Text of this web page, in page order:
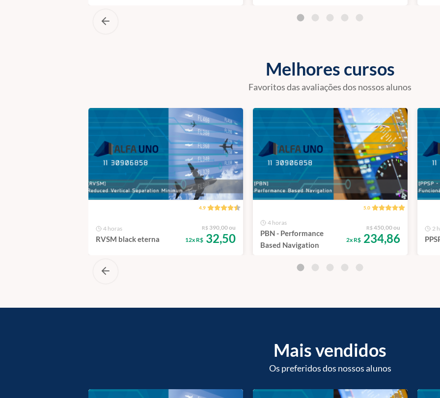
Melhores cursos
Favoritos das avaliações dos nossos alunos
4.9
4 horas
RVSM black eterna
R$ 390,00 ou
12x R$32,50
5.0
4 horas
PBN - Performance
Based Navigation
R$ 450,00 ou
2x R$234,86
2
Mais vendidos
Os preferidos dos nossos alunos